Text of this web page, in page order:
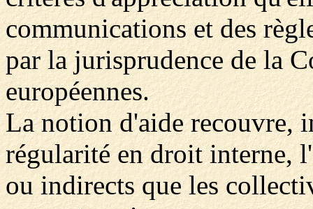
communications et des
par la jurisprudence de la
européennes.
La notion d'aide recouvre,
régularité en droit interne,
ou indirects que les